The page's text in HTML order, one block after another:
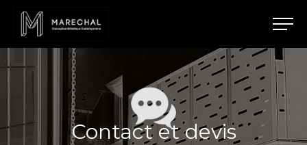
Contact et devis